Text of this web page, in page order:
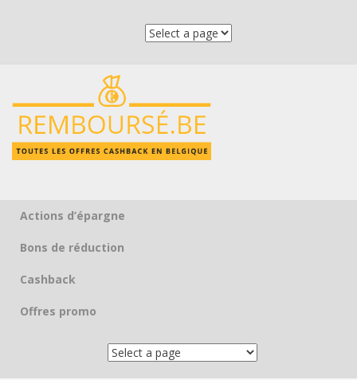
Skip to content
Actions d’épargne
Bons de réduction
Cashback
Offres promo